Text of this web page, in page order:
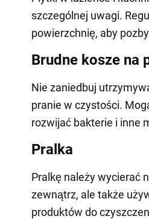
szczególnej uwagi.
powierzchnię, aby
Brudne kosze na
Nie zaniedbuj
pranie w czystości.
rozwijać bakterie i inne
Pralka
Pralkę należy wycierać
zewnątrz, ale także
produktów do